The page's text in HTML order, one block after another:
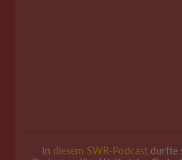
In diesem SWR-Podcast durfte